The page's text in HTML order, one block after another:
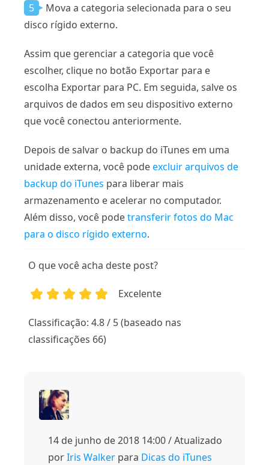
5
Mova a categoria selecionada para o seu
disco rígido externo.
Assim que gerenciar a categoria que você
escolher, clique no botão Exportar para e
escolha Exportar para PC. Em seguida, salve os
arquivos de dados em seu dispositivo externo
que você conectou anteriormente.
Depois de salvar o backup do iTunes em uma
unidade externa, você podeexcluir arquivos de
backup do iTunes para liberar mais
armazenamento e acelerar no computador.
Além disso, você podetransferir fotos do Mac
para o disco rígido externo.
O que você acha deste post?
Excelente
Classificação: 4.8 / 5 (baseado nas
classificações 66)
14 de junho de 2018 14:00 / Atualizado
porIris Walker para Dicas do iTunes